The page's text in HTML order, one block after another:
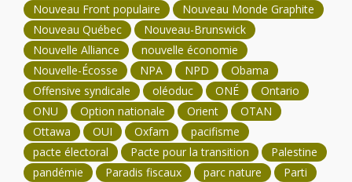
Nouveau Front populaire
Nouveau Monde Graphite
Nouveau Québec
Nouveau-Brunswick
Nouvelle Alliance
nouvelle économie
Nouvelle-Écosse
NPA NPD
Obama
Offensive syndicale
oléoduc ONÉ
Ontario
ONU
Option nationale Orient
OTAN
Ottawa
OUI Oxfam
pacifisme
pacte électoral
Pacte pour la transition
Palestine
pandémie
Paradis fiscaux parc nature
Parti